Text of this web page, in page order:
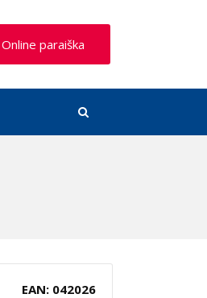
Online paraiška
EAN: 042026